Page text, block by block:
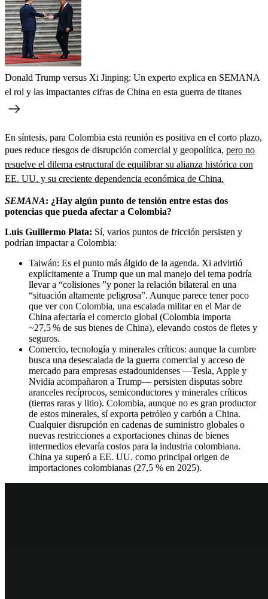
Donald Trump versus Xi Jinping: Un experto explica en SEMANA
el rol y las impactantes cifras de China en esta guerra de titanes
En síntesis, para Colombia esta reunión es positiva en el corto plazo,
pues reduce riesgos de disrupción comercial y geopolítica, pero no
resuelve el dilema estructural de equilibrar su alianza histórica con
EE. UU. y su creciente dependencia económica de China.
SEMANA: ⁠¿Hay algún punto de tensión entre estas dos
potencias que pueda afectar a Colombia?
Luis Guillermo Plata: Sí, varios puntos de fricción persisten y
podrían impactar a Colombia:
Taiwán: Es el punto más álgido de la agenda. Xi advirtió
explícitamente a Trump que un mal manejo del tema podría
llevar a “colisiones ”y poner la relación bilateral en una
“situación altamente peligrosa”. Aunque parece tener poco
que ver con Colombia, una escalada militar en el Mar de
China afectaría el comercio global (Colombia importa
~27,5 % de sus bienes de China), elevando costos de fletes y
seguros.
Comercio, tecnología y minerales críticos: aunque la cumbre
busca una desescalada de la guerra comercial y acceso de
mercado para empresas estadounidenses —Tesla, Apple y
Nvidia acompañaron a Trump— persisten disputas sobre
aranceles recíprocos, semiconductores y minerales críticos
(tierras raras y litio). Colombia, aunque no es gran productor
de estos minerales, sí exporta petróleo y carbón a China.
Cualquier disrupción en cadenas de suministro globales o
nuevas restricciones a exportaciones chinas de bienes
intermedios elevaría costos para la industria colombiana.
China ya superó a EE. UU. como principal origen de
importaciones colombianas (27,5 % en 2025).